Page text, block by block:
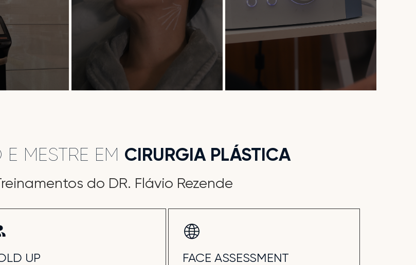
MESTRE EM CIRURGIA PLÁSTICA
do DR. Flávio Rezende
UP FACE ASSESSMENT